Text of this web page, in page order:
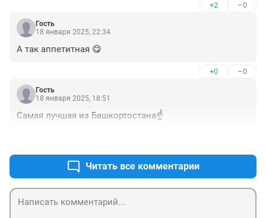
+2 –0
Гость
18 января 2025, 22:34
А так аппетитная 😋
+0 –0
Гость
18 января 2025, 18:51
Самая лучшая из Башкортостана☝️
Читать все комментарии